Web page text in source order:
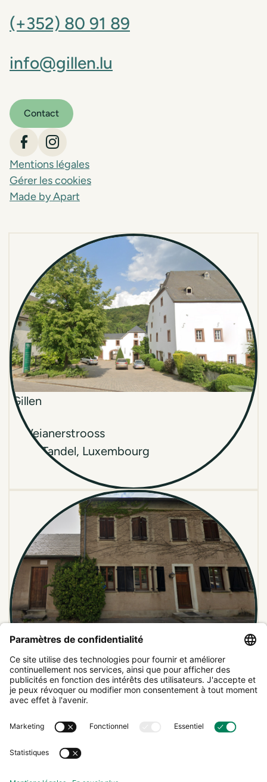
(+352) 80 91 89
info@gillen.lu
Contact
Gillen sur Facebook
Gillen sur Instagram
Mentions légales
Gérer les cookies
Made by Apart
Locations
Gillen
8, Veianerstrooss
9395Tandel, Luxembourg
La Pépinière et le Gardencenter
13, Veianerstrooss
9395Tandel,Luxembourg